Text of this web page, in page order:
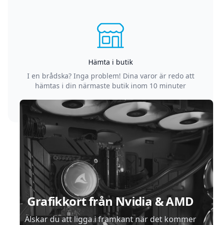
Hämta i butik
I en brådska? Inga problem! Dina varor är redo att
hämtas i din närmaste butik inom 10 minuter
Grafikkort från Nvidia & AMD
Älskar du att ligga i framkant när det kommer